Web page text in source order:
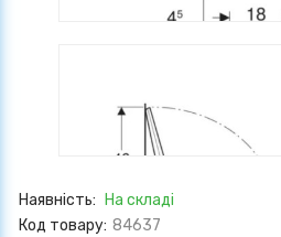
Наявність:
На складі
Код товару: 84637